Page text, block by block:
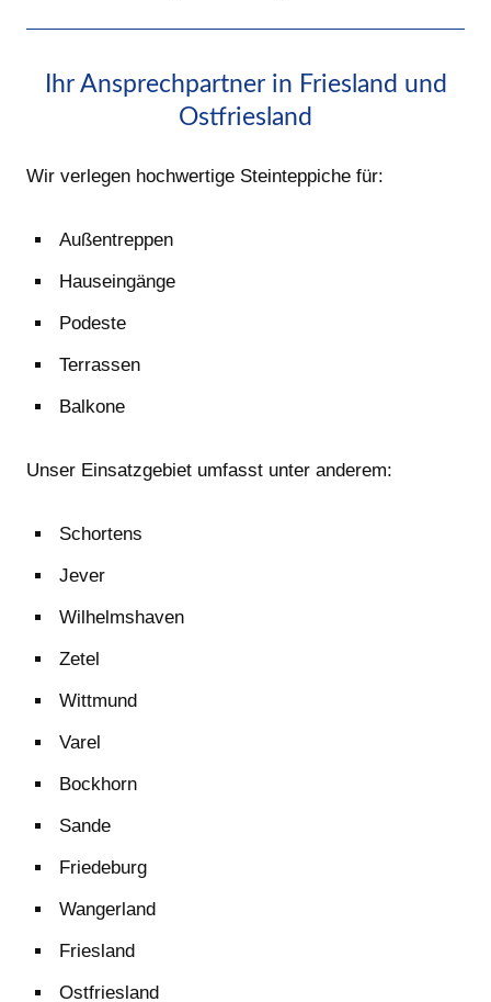
Ihr Ansprechpartner in Friesland und
Ostfriesland
Wir verlegen hochwertige Steinteppiche für:
Außentreppen
Hauseingänge
Podeste
Terrassen
Balkone
Unser Einsatzgebiet umfasst unter anderem:
Schortens
Jever
Wilhelmshaven
Zetel
Wittmund
Varel
Bockhorn
Sande
Friedeburg
Wangerland
Friesland
Ostfriesland